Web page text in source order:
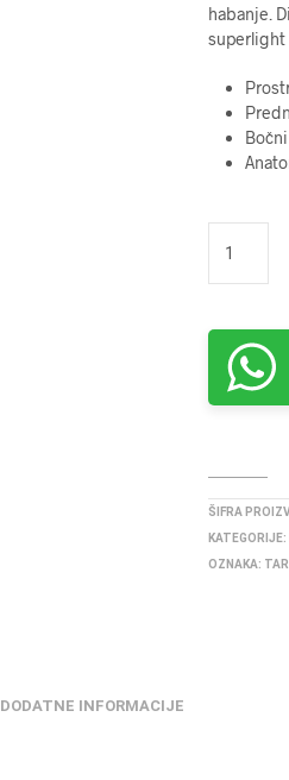
habanje.
superlight
ŠIFRA
KATEGORIJE:
OZNAKA:
DODATNE INFORMACIJE